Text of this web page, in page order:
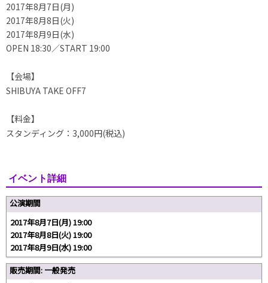
2017年8月7日(月)
2017年8月8日(火)
2017年8月9日(水)
OPEN 18:30／START 19:00
【会場】
SHIBUYA TAKE OFF7
【料金】
スタンディング：3,000円(税込)
イベント詳細
公演期間
2017年8月7日(月) 19:00
2017年8月8日(火) 19:00
2017年8月9日(水) 19:00
販売期間: 一般発売